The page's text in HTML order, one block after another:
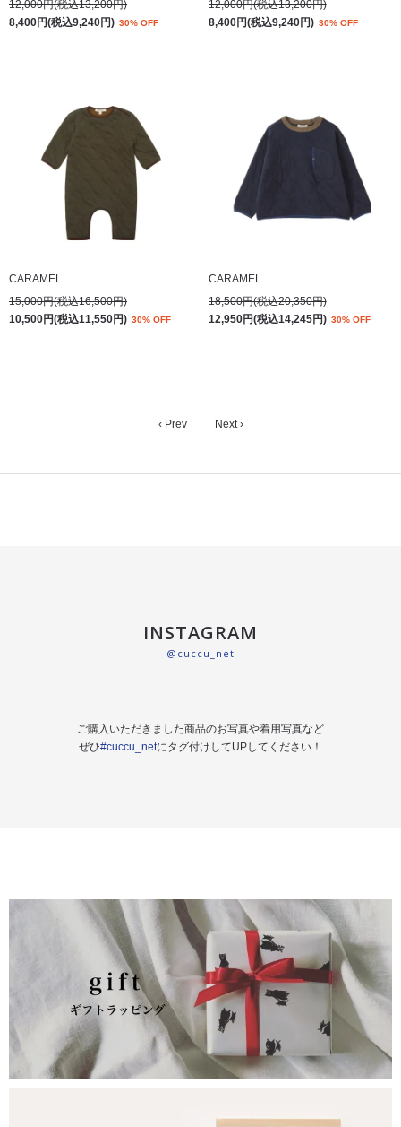
12,000円(税込13,200円)
8,400円(税込9,240円) 30% OFF
12,000円(税込13,200円)
8,400円(税込9,240円) 30% OFF
CARAMEL
15,000円(税込16,500円)
10,500円(税込11,550円) 30% OFF
CARAMEL
18,500円(税込20,350円)
12,950円(税込14,245円) 30% OFF
‹ Prev Next ›
INSTAGRAM
@cuccu_net
ご購入いただきました商品のお写真や着用写真など
ぜひ#cuccu_netにタグ付けしてUPしてください！